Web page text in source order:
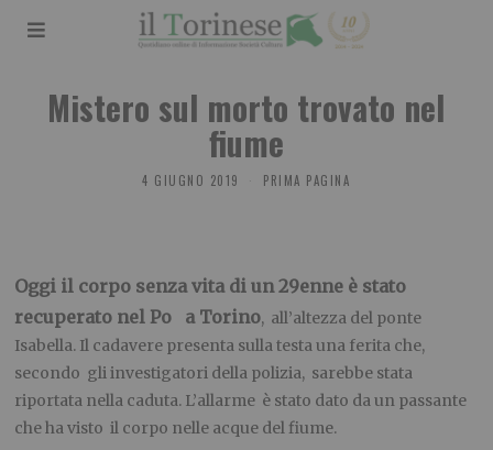
Mistero sul morto trovato nel
fiume
4 GIUGNO 2019 PRIMA PAGINA
Oggi il corpo senza vita di un 29enne è stato
recuperato nel Po a Torino, all’altezza del ponte
Isabella. Il cadavere presenta sulla testa una ferita che,
secondo gli investigatori della polizia, sarebbe stata
riportata nella caduta. L’allarme è stato dato da un passante
che ha visto il corpo nelle acque del fiume.